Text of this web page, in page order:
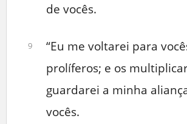
de vocês.
9
“Eu me voltarei para
prolíferos; e os
guardarei a minha
vocês.